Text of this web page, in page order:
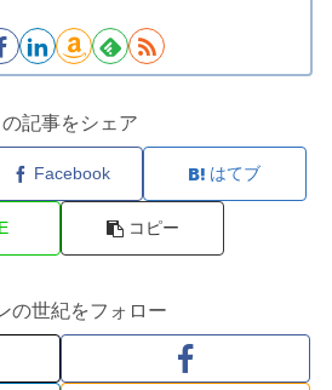
の記事をシェア
Facebook はてブ
コピー
の世紀をフォロー